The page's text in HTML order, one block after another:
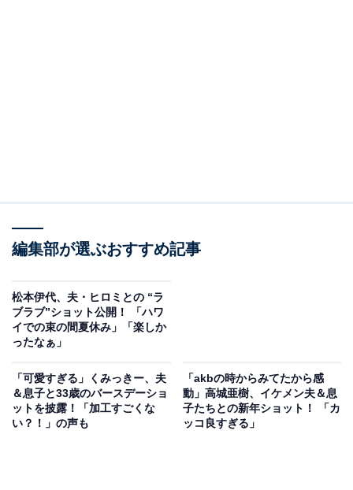
編集部が選ぶおすすめ記事
松本伊代、夫・ヒロミとの “ラ
ブラブ”ショット公開！ 「ハワ
イでの束の間夏休み」「楽しか
ったなぁ」
「可愛すぎる」くみっきー、夫
＆息子と33歳のバースデーショ
ットを披露！「加工すごくな
い？！」の声も
「akbの時からみてたから感
動」高城亜樹、イケメン夫＆息
子たちとの新年ショット！ 「カ
ッコ良すぎる」